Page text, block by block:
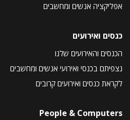
אפליקציה אנשים ומחשבים
כנסים ואירועים
הכנסים והאירועים שלנו
נצפיתם בכנסי ואירועי אנשים ומחשבים
לקראת כנסים ואירועים קרובים
People & Computers